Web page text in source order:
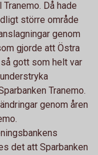
Då hade
större område
genom
gjorde att Östra
gott som helt var
Tranemo.
genom åren
det att Sparbanken